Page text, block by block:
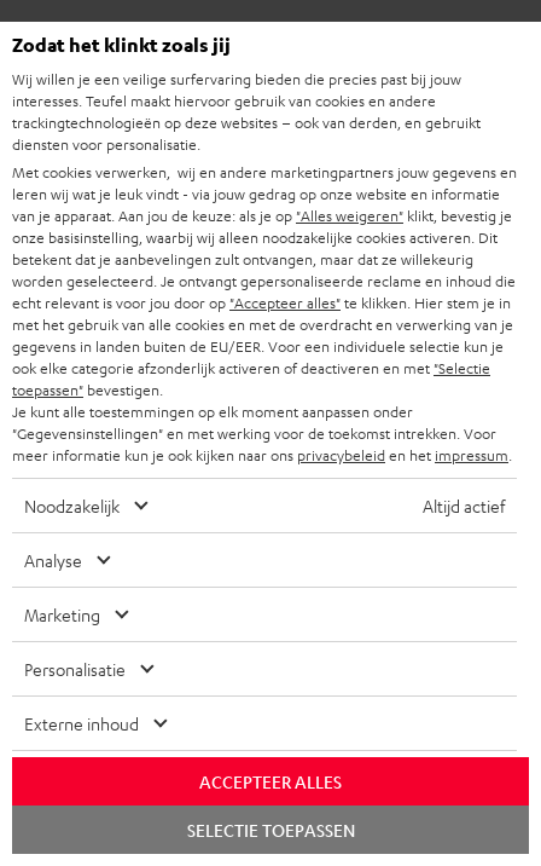
l
a
d
d
o
c
u
m
e
n
t
e
n
p
a
g
e
.
p
r
o
d
u
c
t
.
s
p
p
o
r
t
i
Teufel Home App - Apple App Store
Teufel Home App - Google Play
V
e
r
z
e
n
d
i
n
o
r
m
a
t
e
Verzendinformatie
G
a
r
a
n
i
e
n
f
o
r
Wettelijke garantie
A
u
i
o
l
o
Audiolexicon: technische begrippen snel uitgelegd
C
o
n
t
a
c
Jouw persoonlijk koopadvies
(00)800 200 300 40
Ma–vr 09:00–17:00 uur.
Weekend & Duitse feestdagen gesloten
Teufel support
Storefinder
Beleef onze producten live en van dichtbij. Kom
langs in een van onze stores.
Zodat het klinkt zoals jij
Wij willen je een veilige surfervaring bieden die precies past bij jouw
interesses. Teufel maakt hiervoor gebruik van cookies en andere
trackingtechnologieën op deze websites – ook van derden, en gebruikt
diensten voor personalisatie.
Met cookies verwerken, wij en andere marketingpartners jouw gegevens en
leren wij wat je leuk vindt - via jouw gedrag op onze website en informatie
van je apparaat. Aan jou de keuze: als je op "Alles weigeren" klikt, bevestig je
onze basisinstelling, waarbij wij alleen noodzakelijke cookies activeren. Dit
betekent dat je aanbevelingen zult ontvangen, maar dat ze willekeurig
worden geselecteerd. Je ontvangt gepersonaliseerde reclame en inhoud die
echt relevant is voor jou door op "Accepteer alles"te klikken. Hier stem je in
met het gebruik van alle cookies en met de overdracht en verwerking van je
gegevens in landen buiten de EU/EER. Voor een individuele selectie kun je
ook elke categorie afzonderlijk activeren of deactiveren en met "Selectie
toepassen" bevestigen.
Je kunt alle toestemmingen op elk moment aanpassen onder
"Gegevensinstellingen" en met werking voor de toekomst intrekken. Voor
meer informatie kun je ook kijken naar ons privacybeleiden het impressum
Noodzakelijk Altijd actief
Analyse
Marketing
Personalisatie
Externe inhoud
ACCEPTEER ALLES
SELECTIE TOEPASSEN